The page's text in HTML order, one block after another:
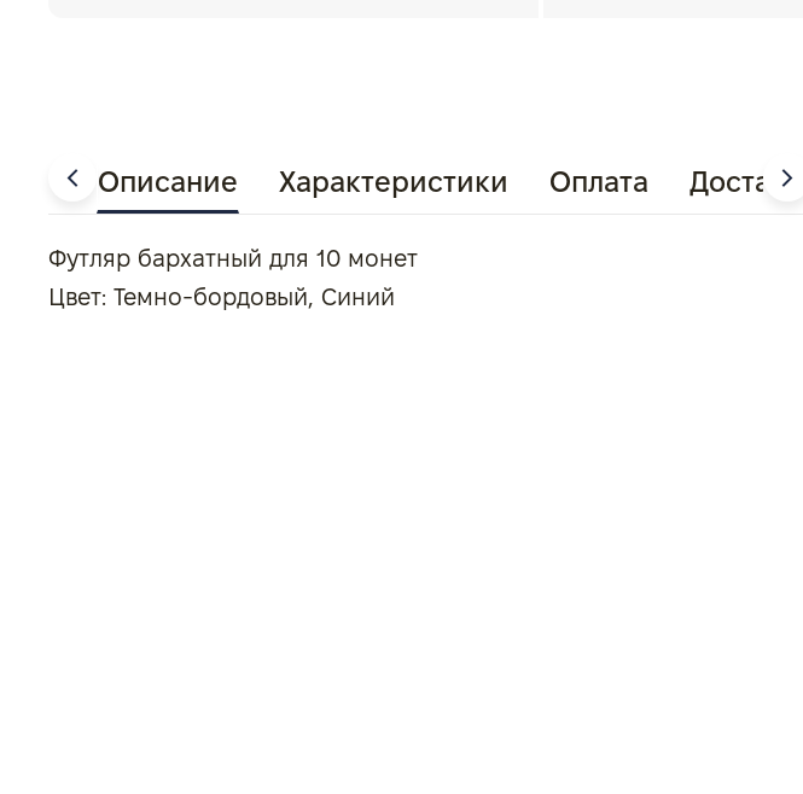
Описание Характеристики Оплата Доставка
Футляр бархатный для 10 монет
Цвет: Темно-бордовый, Синий